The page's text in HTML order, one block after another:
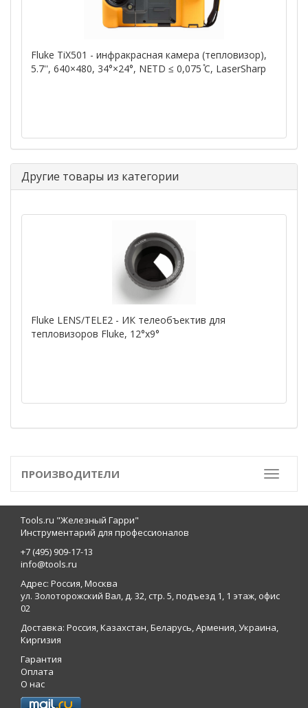
Fluke TiX501 - инфракрасная камера (тепловизор),
5.7'', 640×480, 34°×24°, NETD ≤ 0,075 ̊C, LaserSharp
Другие товары из категории
Fluke LENS/TELE2 - ИК телеобъектив для
тепловизоров Fluke, 12°x9°
Toggle
ПРОИЗВОДИТЕЛИ
Tools.ru "Железный Гарри"
Инструментарий для профессионалов
+7 (495) 909-17-13
info@tools.ru
Адрес: Россия, Москва
ул. Золоторожский Вал, д. 32, стр. 5, подъезд 1, 1 этаж, офис
02
Доставка: Россия, Казахстан, Беларусь, Армения, Украина,
Киргизия
Гарантия
Оплата
О нас